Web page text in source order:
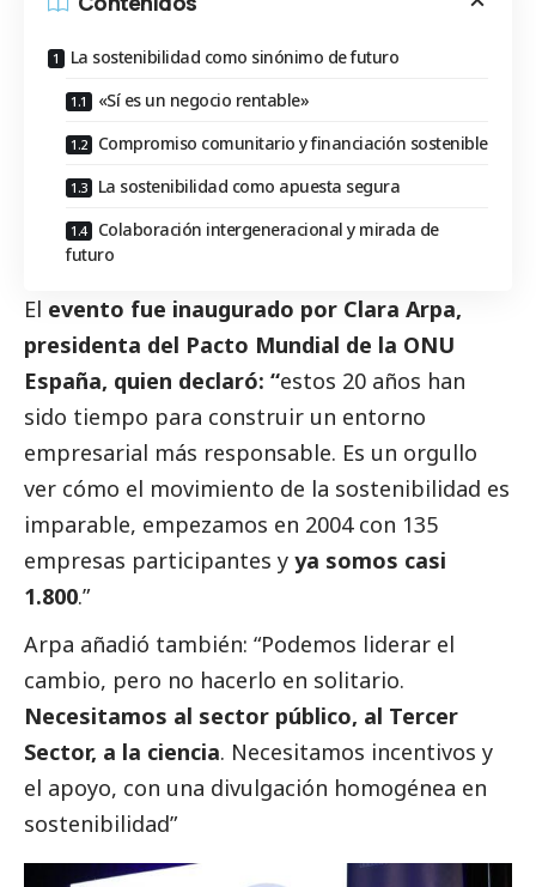
La sostenibilidad como sinónimo de futuro
«Sí es un negocio rentable»
Compromiso comunitario y financiación sostenible
La sostenibilidad como apuesta segura
Colaboración intergeneracional y mirada de
futuro
El evento fue inaugurado por Clara Arpa,
presidenta del Pacto Mundial de la ONU
España, quien declaró: “estos 20 años han
sido tiempo para construir un entorno
empresarial más responsable. Es un orgullo
ver cómo el movimiento de la sostenibilidad es
imparable, empezamos en 2004 con 135
empresas participantes y ya somos casi
1.800.”
Arpa añadió también: “Podemos liderar el
cambio, pero no hacerlo en solitario.
Necesitamos al sector público, al Tercer
Sector, a la ciencia. Necesitamos incentivos y
el apoyo, con una divulgación homogénea en
sostenibilidad”